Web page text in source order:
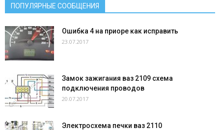
ПОПУЛЯРНЫЕ СООБЩЕНИЯ
Ошибка 4 на приоре как исправить
23.07.2017
Замок зажигания ваз 2109 схема
подключения проводов
20.07.2017
Электросхема печки ваз 2110